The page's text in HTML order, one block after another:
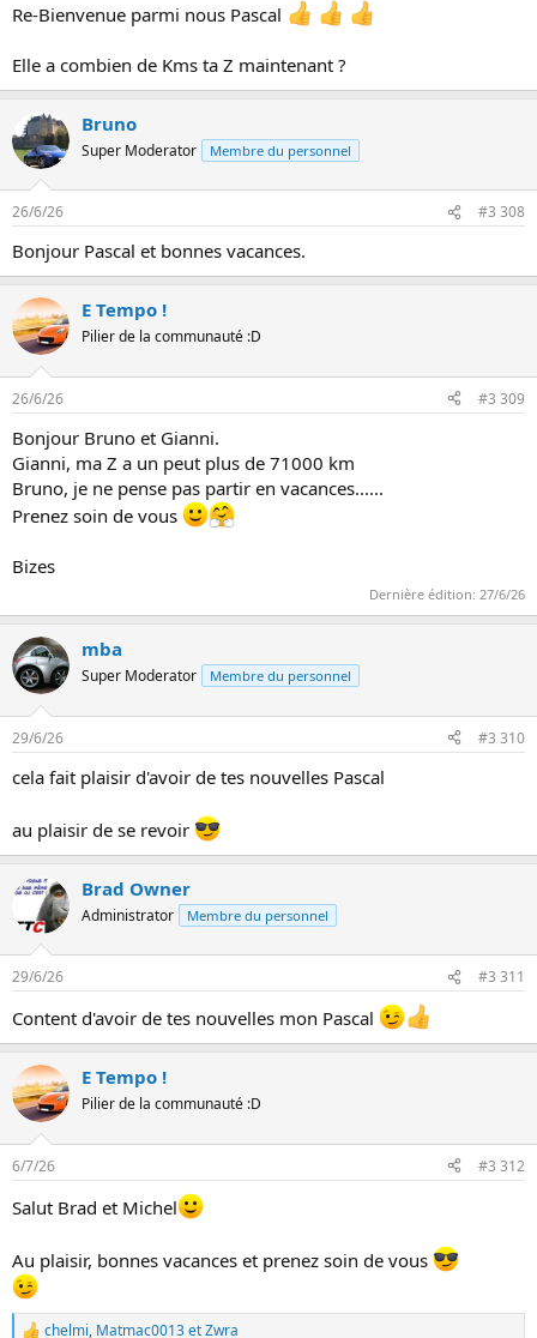
Re-Bienvenue parmi nous Pascal
Elle a combien de Kms ta Z maintenant ?
Bruno
Super Moderator Membre du personnel
26/6/26 #3 308
Bonjour Pascal et bonnes vacances.
E Tempo !
Pilier de la communauté :D
26/6/26 #3 309
Bonjour Bruno et Gianni.
Gianni, ma Z a un peut plus de 71000 km
Bruno, je ne pense pas partir en vacances......
Prenez soin de vous
Bizes
Dernière édition: 27/6/26
mba
Super Moderator Membre du personnel
29/6/26 #3 310
cela fait plaisir d'avoir de tes nouvelles Pascal
au plaisir de se revoir
Brad Owner
Administrator Membre du personnel
29/6/26 #3 311
Content d'avoir de tes nouvelles mon Pascal
E Tempo !
Pilier de la communauté :D
6/7/26 #3 312
Salut Brad et Michel
Au plaisir, bonnes vacances et prenez soin de vous
chelmi, Matmac0013etZwra